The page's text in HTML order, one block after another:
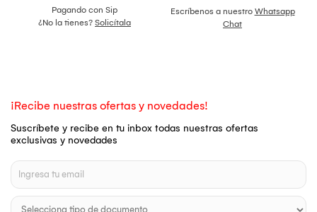
Pagando con Sip
¿No la tienes? Solicítala
Escríbenos a nuestro Whatsapp
Chat
¡Recibe nuestras ofertas y novedades!
Suscríbete y recibe en tu inbox todas nuestras ofertas
exclusivas y novedades